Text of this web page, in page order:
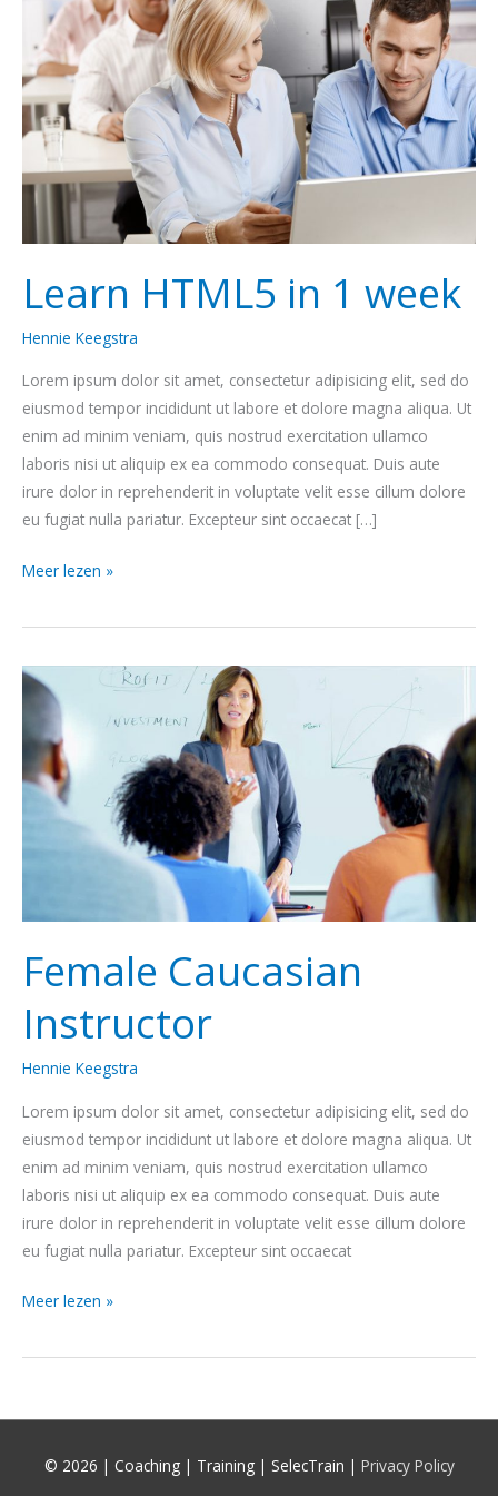
Learn HTML5 in 1 week
Hennie Keegstra
Lorem ipsum dolor sit amet, consectetur adipisicing elit, sed do
eiusmod tempor incididunt ut labore et dolore magna aliqua. Ut
enim ad minim veniam, quis nostrud exercitation ullamco
laboris nisi ut aliquip ex ea commodo consequat. Duis aute
irure dolor in reprehenderit in voluptate velit esse cillum dolore
eu fugiat nulla pariatur. Excepteur sint occaecat […]
week
Meer lezen »
Female Caucasian
Instructor
Hennie Keegstra
Lorem ipsum dolor sit amet, consectetur adipisicing elit, sed do
eiusmod tempor incididunt ut labore et dolore magna aliqua. Ut
enim ad minim veniam, quis nostrud exercitation ullamco
laboris nisi ut aliquip ex ea commodo consequat. Duis aute
irure dolor in reprehenderit in voluptate velit esse cillum dolore
eu fugiat nulla pariatur. Excepteur sint occaecat
Female
Caucasian
Instructor
Meer lezen »
© 2026 | Coaching | Training | SelecTrain | Privacy Policy